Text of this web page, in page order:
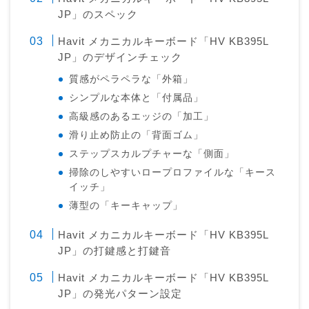
JP」のスペック
Havit メカニカルキーボード「HV KB395L
JP」のデザインチェック
質感がペラペラな「外箱」
シンプルな本体と「付属品」
高級感のあるエッジの「加工」
滑り止め防止の「背面ゴム」
ステップスカルプチャーな「側面」
掃除のしやすいロープロファイルな「キース
イッチ」
薄型の「キーキャップ」
Havit メカニカルキーボード「HV KB395L
JP」の打鍵感と打鍵音
Havit メカニカルキーボード「HV KB395L
JP」の発光パターン設定